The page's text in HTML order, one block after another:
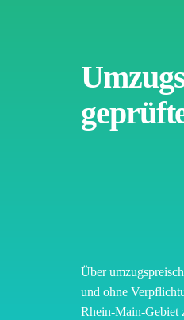
Über
und ohne
Rhein-Main-Gebiet